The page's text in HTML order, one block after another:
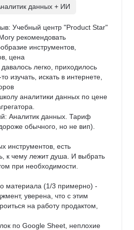
данных + ИИ
Учебный центр "Product Star"
рекомендовать
инструментов,
цена
легко, приходилось
изучать, искать в интернете,
аналитики данных по цене
Аналитик данных. Тариф
обычного, но не вип).
инструментов, есть
к чему лежит душа. И выбрать
при необходимости.
материала (1/3 примерно) -
уверена, что с этим
на работу продактом,
по Google Sheet, неплохие